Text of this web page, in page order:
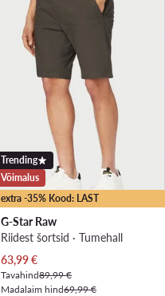
extra -35% Kood: LAST
Trending
Võimalus
G-Star Raw
Riidest šortsid · Tumehall
Praegune hind
63,99€
Tavahind89,99 €
Madalaim hind69,99 €